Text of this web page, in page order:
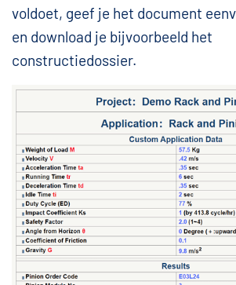
voldoet, geef je het document
en download je bijvoorbeeld het
constructiedossier.